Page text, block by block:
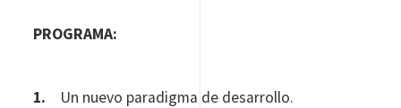
PROGRAMA:
Un nuevo paradigma de desarrollo.